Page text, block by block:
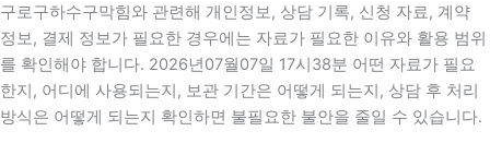
구로구하수구막힘와 관련해 개인정보, 상담 기록, 신청 자료, 계약
정보, 결제 정보가 필요한 경우에는 자료가 필요한 이유와 활용 범위
를 확인해야 합니다. 2026년07월07일 17시38분 어떤 자료가 필요
한지, 어디에 사용되는지, 보관 기간은 어떻게 되는지, 상담 후 처리
방식은 어떻게 되는지 확인하면 불필요한 불안을 줄일 수 있습니다.